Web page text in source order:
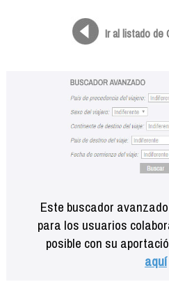
Ir al listado de
Este buscador
para los usuarios
posible con su
aquí